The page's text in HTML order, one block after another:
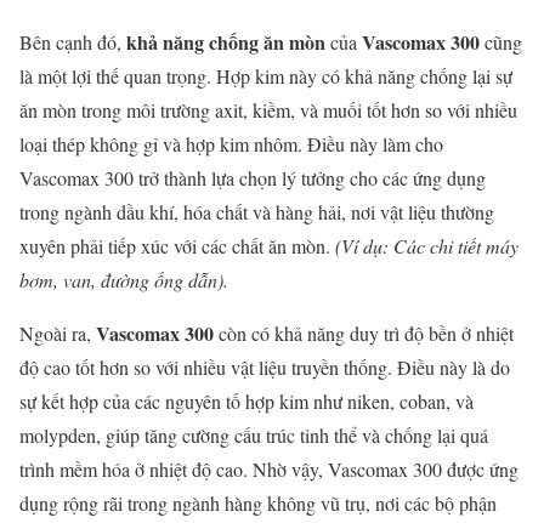
Bên cạnh đó, khả năng chống ăn mòncủaVascomax 300cũng
là một lợi thế quan trọng. Hợp kim này có khả năng chống lại sự
ăn mòn trong môi trường axit, kiềm, và muối tốt hơn so với nhiều
loại thép không gỉ và hợp kim nhôm. Điều này làm cho
Vascomax 300 trở thành lựa chọn lý tưởng cho các ứng dụng
trong ngành dầu khí, hóa chất và hàng hải, nơi vật liệu thường
xuyên phải tiếp xúc với các chất ăn mòn. (Ví dụ: Các chi tiết máy
bơm, van, đường ống dẫn).
Ngoài ra, Vascomax 300còn có khả năng duy trì độ bền ở nhiệt
độ cao tốt hơn so với nhiều vật liệu truyền thống. Điều này là do
sự kết hợp của các nguyên tố hợp kim như niken, coban, và
molypden, giúp tăng cường cấu trúc tinh thể và chống lại quá
trình mềm hóa ở nhiệt độ cao. Nhờ vậy, Vascomax 300 được ứng
dụng rộng rãi trong ngành hàng không vũ trụ, nơi các bộ phận